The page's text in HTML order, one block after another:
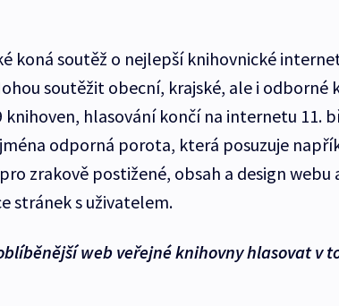
koná soutěž o nejlepší knihovnické
soutěžit obecní, krajské, ale i odborné
knihoven, hlasování končí na internetu 11.
odporná porota, která posuzuje
zrakově postižené, obsah a design webu
stránek s uživatelem.
web veřejné knihovny hlasovat v